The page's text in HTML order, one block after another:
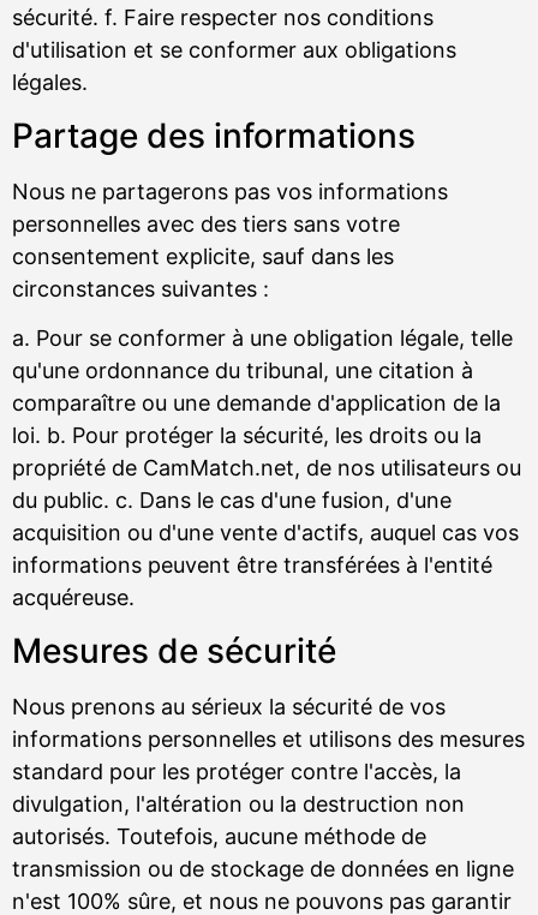
sécurité. f. Faire respecter nos conditions
d'utilisation et se conformer aux obligations
légales.
Partage des informations
Nous ne partagerons pas vos informations
personnelles avec des tiers sans votre
consentement explicite, sauf dans les
circonstances suivantes :
a. Pour se conformer à une obligation légale, telle
qu'une ordonnance du tribunal, une citation à
comparaître ou une demande d'application de la
loi. b. Pour protéger la sécurité, les droits ou la
propriété de CamMatch.net, de nos utilisateurs ou
du public. c. Dans le cas d'une fusion, d'une
acquisition ou d'une vente d'actifs, auquel cas vos
informations peuvent être transférées à l'entité
acquéreuse.
Mesures de sécurité
Nous prenons au sérieux la sécurité de vos
informations personnelles et utilisons des mesures
standard pour les protéger contre l'accès, la
divulgation, l'altération ou la destruction non
autorisés. Toutefois, aucune méthode de
transmission ou de stockage de données en ligne
n'est 100% sûre, et nous ne pouvons pas garantir